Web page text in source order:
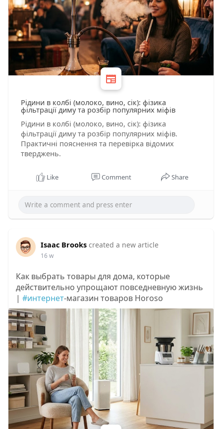
Рідини в колбі (молоко, вино, сік): фізика
фільтрації диму та розбір популярних міфів
Рідини в колбі (молоко, вино, сік): фізика
фільтрації диму та розбір популярних міфів.
Практичні пояснення та перевірка відомих
тверджень.
Like Comment Share
Isaac Brooks created a new article
16 w
Как выбрать товары для дома, которые
действительно упрощают повседневную жизнь
| #интернет-магазин товаров Horoso